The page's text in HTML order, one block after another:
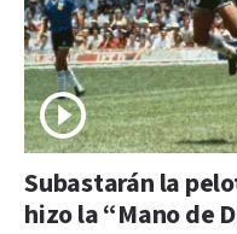
Subastarán la
hizo la “Mano de